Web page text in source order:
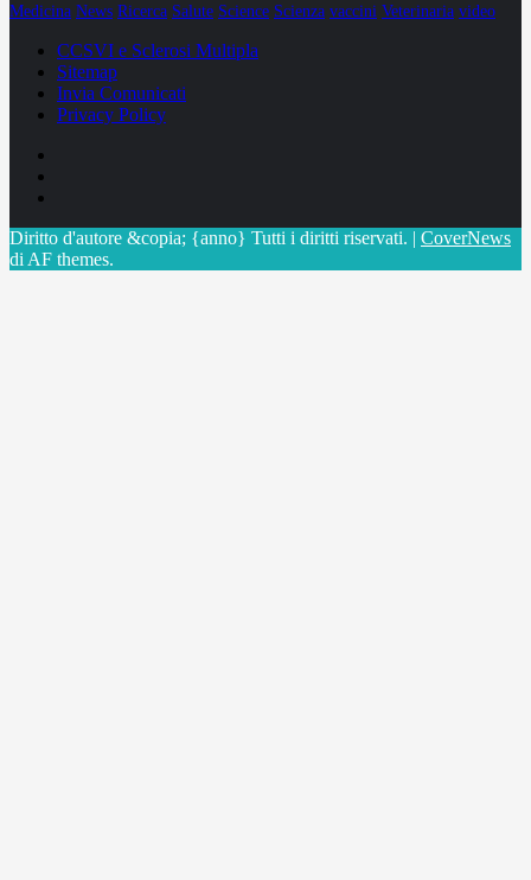
Medicina News Ricerca Salute Science Scienza vaccini Veterinaria video
CCSVI e Sclerosi Multipla
Sitemap
Invia Comunicati
Privacy Policy
Diritto d'autore &copia; {anno} Tutti i diritti riservati. | CoverNews
di AF themes.